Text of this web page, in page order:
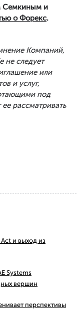
Семкиным и
о Форекс.
Компаний,
не следует
или
и услуг,
под
рассматривать
и выход из
Systems
вершин
перспективы